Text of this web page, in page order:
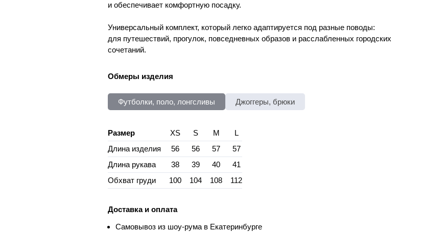
и обеспечивает комфортную посадку.
Универсальный комплект, который легко адаптируется под разные поводы:
для путешествий, прогулок, повседневных образов и расслабленных городских
сочетаний.
Обмеры изделия
Футболки, поло, лонгсливы Джоггеры, брюки
Размер XS S M
L
Длина изделия
56 56 57
57
Длина рукава
38 39 40
41
Обхват груди
100 104 108 112
Доставка и оплата
Самовывоз из шоу-рума в Екатеринбурге